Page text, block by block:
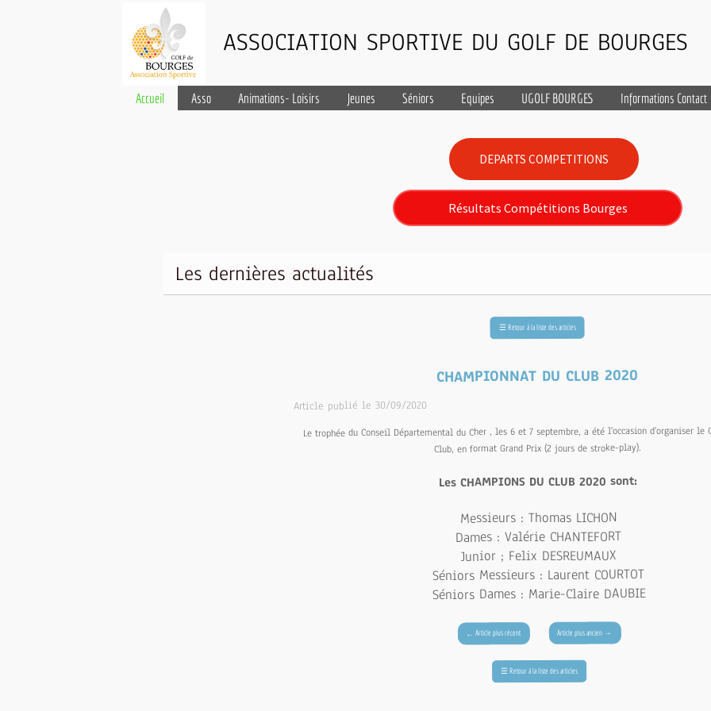
ASSOCIATION SPORTIVE DU GOLF DE BOURGES
Accueil Asso Animations- Loisirs Jeunes Séniors Equipes UGOLF BOURGES Informations Contact
DEPARTS COMPETITIONS
Résultats Compétitions Bourges
Les dernières actualités
☰ Retour à la liste des articles
CHAMPIONNAT DU CLUB 2020
Article publié le 30/09/2020
Le trophée du Conseil Départemental du Cher , les 6 et 7 septembre, a été l'occasion d'organiser le
Club, en format Grand Prix (2 jours de stroke-play).
Les CHAMPIONS DU CLUB 2020 sont:
Messieurs : Thomas LICHON
Dames : Valérie CHANTEFORT
Junior ; Felix DESREUMAUX
Séniors Messieurs : Laurent COURTOT
Séniors Dames : Marie-Claire DAUBIE
←Article plus récent Article plus ancien →
☰Retour à la liste des articles